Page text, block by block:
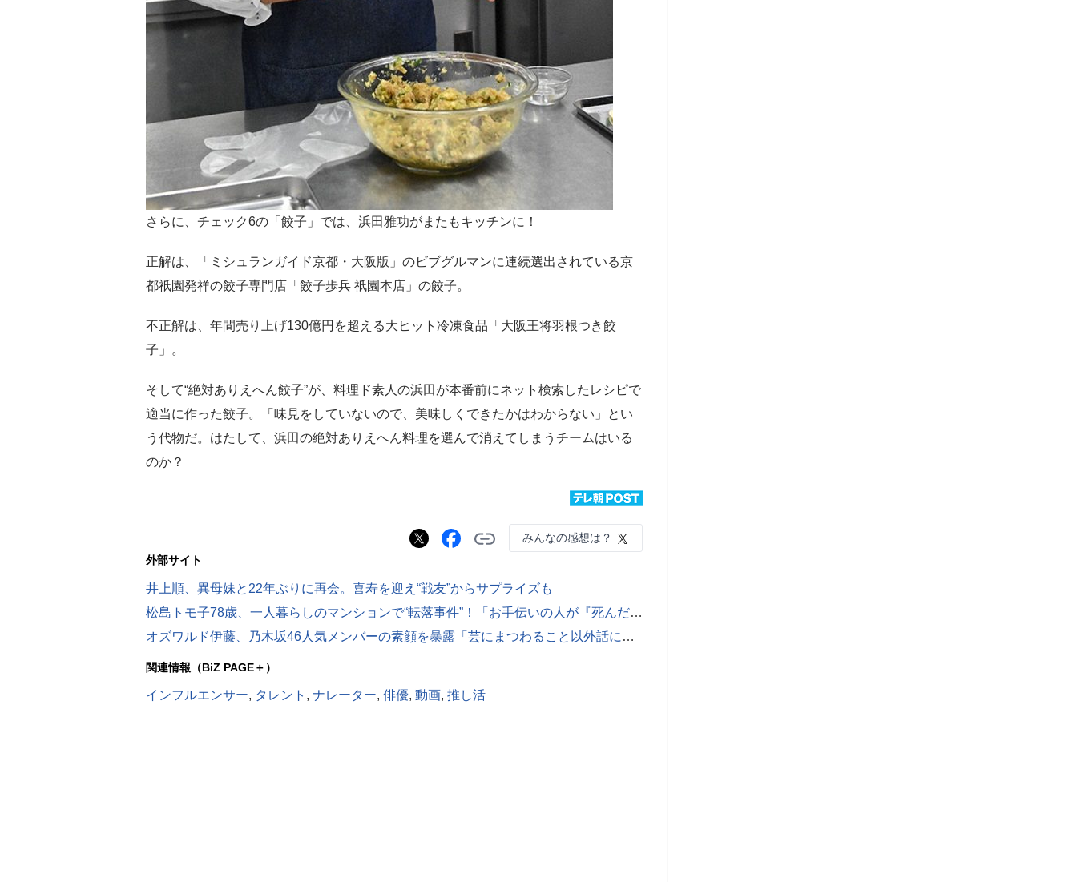
さらに、チェック6の「餃子」では、浜田雅功がまたもキッチンに！
正解は、「ミシュランガイド京都・大阪版」のビブグルマンに連続選出されている京
都祇園発祥の餃子専門店「餃子歩兵 祇園本店」の餃子。
不正解は、年間売り上げ130億円を超える大ヒット冷凍食品「大阪王将羽根つき餃
子」。
そして“絶対ありえへん餃子”が、料理ド素人の浜田が本番前にネット検索したレシピで
適当に作った餃子。「味見をしていないので、美味しくできたかはわからない」とい
う代物だ。はたして、浜田の絶対ありえへん料理を選んで消えてしまうチームはいる
のか？
みんなの感想は？
外部サイト
井上順、異母妹と22年ぶりに再会。喜寿を迎え“戦友”からサプライズも
松島トモ子78歳、一人暮らしのマンションで“転落事件”！「お手伝いの人が『死んだ！』って…」
オズワルド伊藤、乃木坂46人気メンバーの素顔を暴露「芸にまつわること以外話にならない」
関連情報（BiZ PAGE＋）
インフルエンサー, タレント , ナレーター, 俳優, 動画, 推し活